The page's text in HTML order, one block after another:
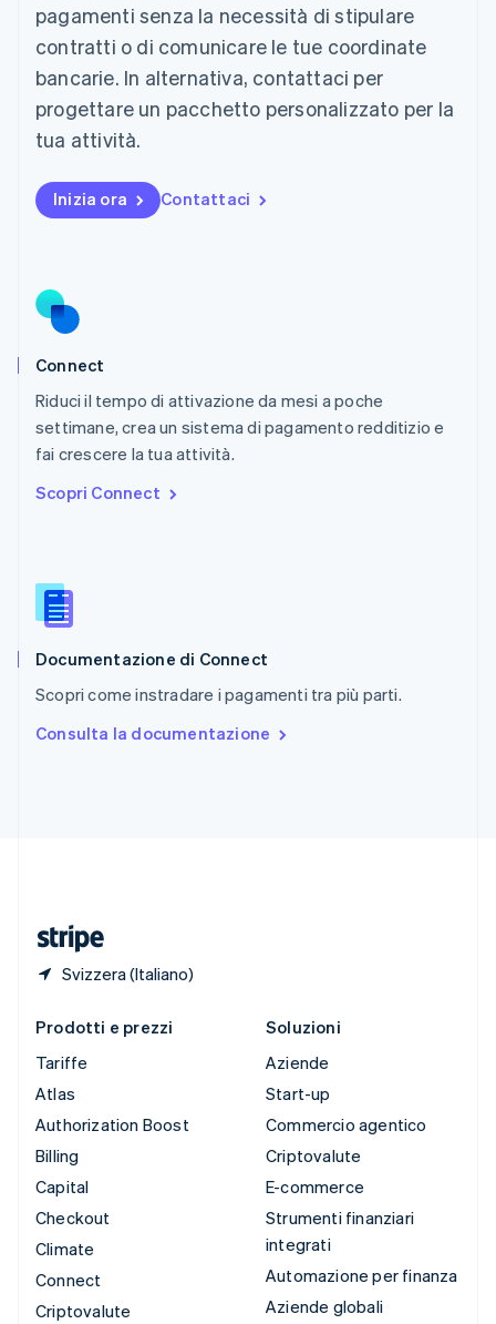
pagamenti senza la necessità di stipulare
contratti o di comunicare le tue coordinate
bancarie. In alternativa, contattaci per
progettare un pacchetto personalizzato per la
tua attività.
Inizia ora Contattaci
Connect
Riduci il tempo di attivazione da mesi a poche
settimane, crea un sistema di pagamento redditizio e
fai crescere la tua attività.
Scopri Connect
Documentazione di Connect
Scopri come instradare i pagamenti tra più parti.
Consulta la documentazione
Svizzera (Italiano)
English简体中文
Malta
English
Messico
Español English
Norvegia
Nuova Zelanda
English
Paesi Bassi
Portogallo
Português
RAS di Hong Kong, Cina
Regno Unito
English
Repubblica Ceca
Romania
Slovacchia
English
Slovenia
English Italiano
EspañolEnglish
English Español简体中文
Prodotti e prezzi
Tariffe
Atlas
Authorization Boost
Billing
Capital
Checkout
Climate
Connect
Criptovalute
Soluzioni
Aziende
Start-up
Commercio agentico
Criptovalute
E-commerce
Strumenti finanziari
integrati
Automazione per finanza
Aziende globali